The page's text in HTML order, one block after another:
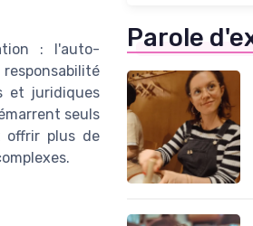
: l'auto-
et juridiques
seuls
offrir plus de
Parole